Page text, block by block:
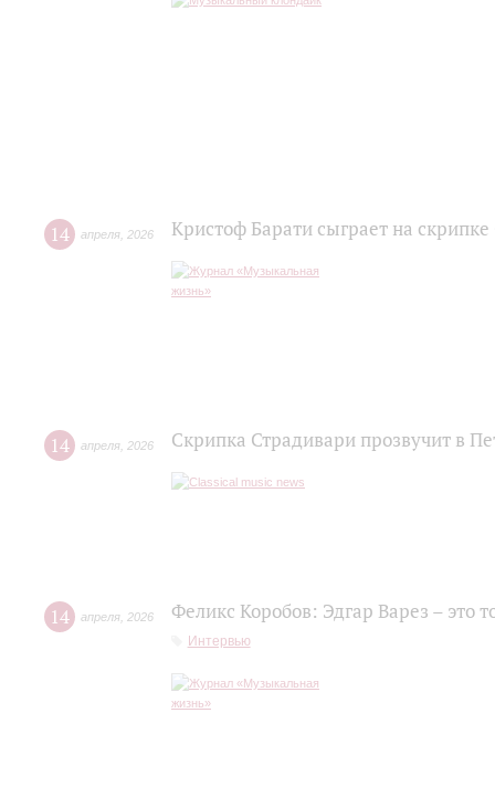
14 апреля 2026 Кристоф Барати сыграет на
14 апреля 2026 Скрипка Страдивари прозвучит в
14 апреля 2026 Феликс Коробов: Эдгар Варез – это
Интервью